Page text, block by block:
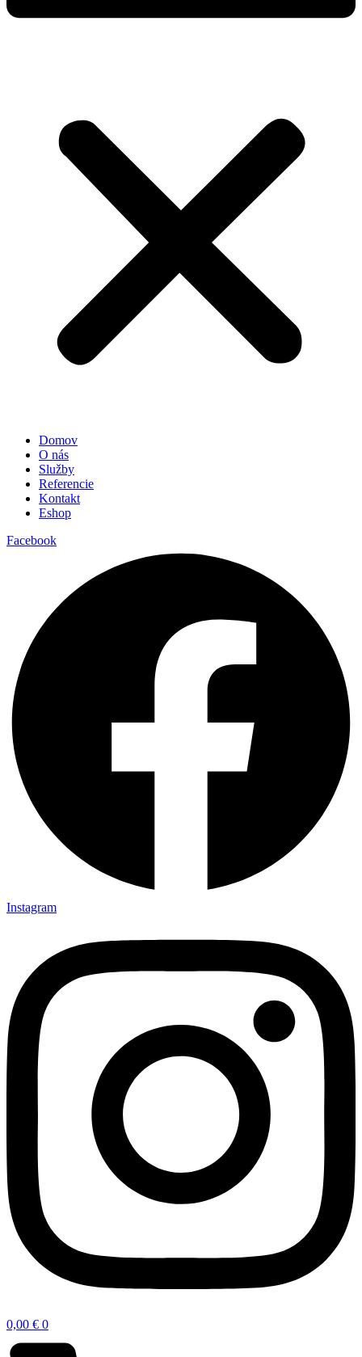
Domov
O nás
Služby
Referencie
Kontakt
Eshop
Facebook
Instagram
0,00 € 0